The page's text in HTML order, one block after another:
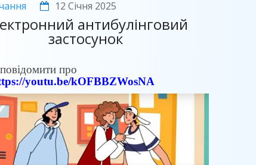
12 Січня 2025
антибулінговий
застосунок
про
youtu.be/kOFBBZWosNA